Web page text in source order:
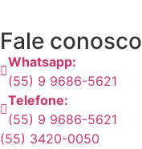
Fale conosco
Whatsapp:
(55) 9 9686-5621
Telefone:
(55) 9 9686-5621
(55) 3420-0050